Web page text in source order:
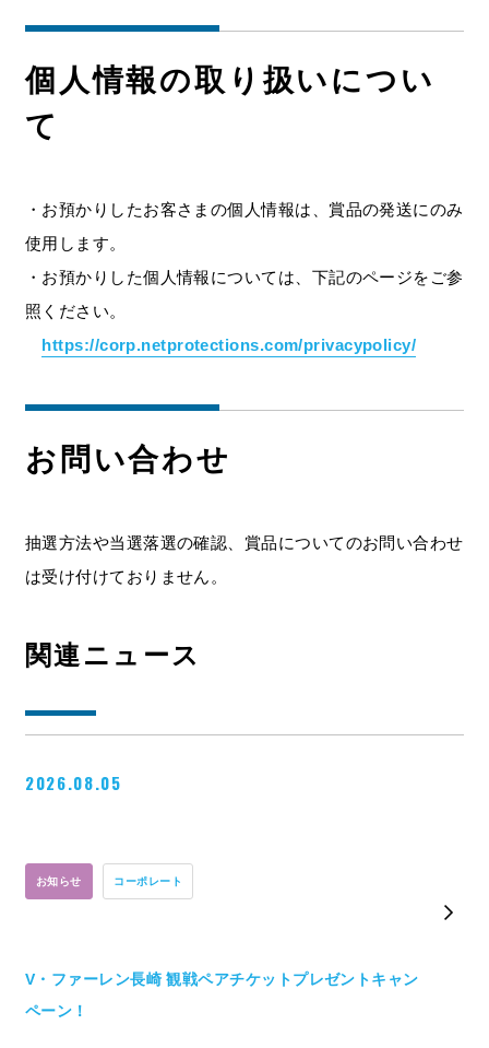
個人情報の取り扱いについ
て
・お預かりしたお客さまの個人情報は、賞品の発送にのみ
使用します。
・お預かりした個人情報については、下記のページをご参
照ください。
https://corp.netprotections.com/privacypolicy/
お問い合わせ
抽選方法や当選落選の確認、賞品についてのお問い合わせ
は受け付けておりません。
関連ニュース
2026.08.05
お知らせ コーポレート
V・ファーレン長崎 観戦ペアチケットプレゼントキャン
ペーン！